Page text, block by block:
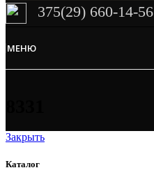
375(29) 660-14-56
МЕНЮ
Закрыть
Каталог